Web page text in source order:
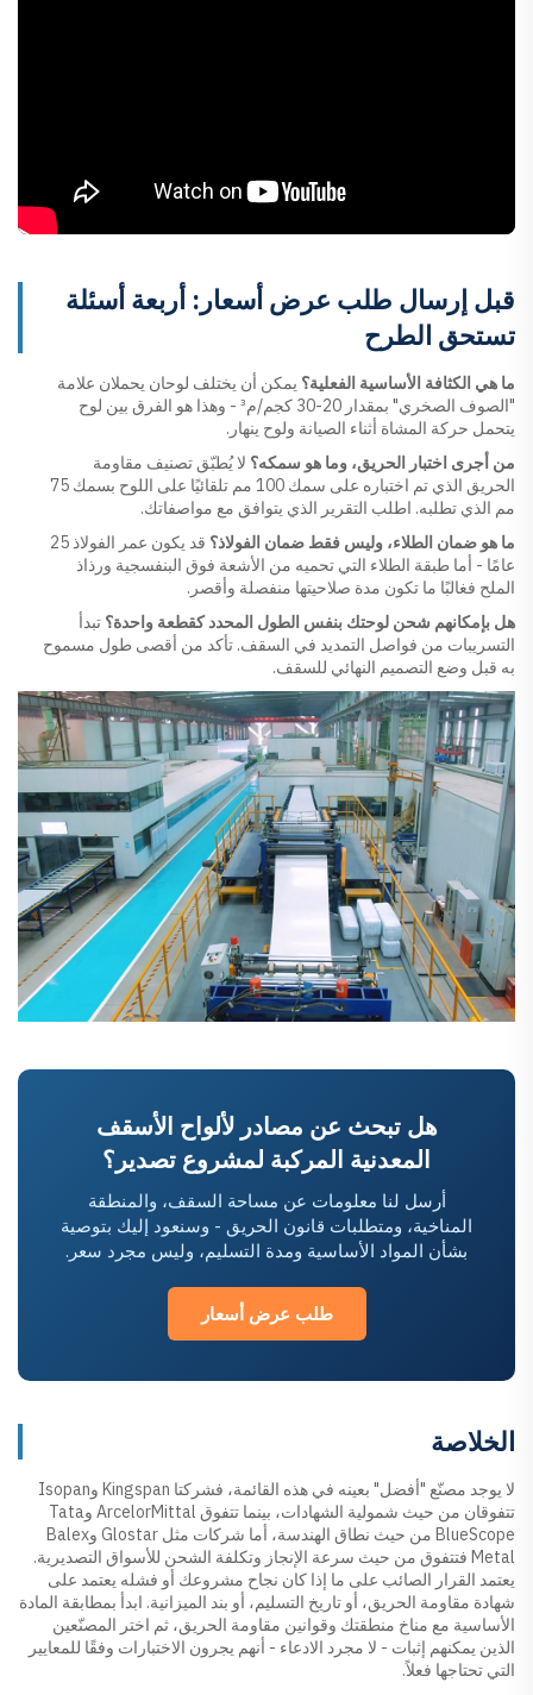
قبل إرسال طلب عرض أسعار: أربعة أسئلة
تستحق الطرح
ما هي الكثافة الأساسية الفعلية؟ يمكن أن يختلف لوحان يحملان علامة
"الصوف الصخري" بمقدار 20-30 كجم/م³ - وهذا هو الفرق بين لوح
يتحمل حركة المشاة أثناء الصيانة ولوح ينهار.
من أجرى اختبار الحريق، وما هو سمكه؟ لا يُطبّق تصنيف مقاومة
الحريق الذي تم اختباره على سمك 100 مم تلقائيًا على اللوح بسمك 75
مم الذي تطلبه. اطلب التقرير الذي يتوافق مع مواصفاتك.
ما هو ضمان الطلاء، وليس فقط ضمان الفولاذ؟
قد يكون عمر الفولاذ 25
عامًا - أما طبقة الطلاء التي تحميه من الأشعة فوق البنفسجية ورذاذ
الملح فغالبًا ما تكون مدة صلاحيتها منفصلة وأقصر.
هل بإمكانهم شحن لوحتك بنفس الطول المحدد كقطعة واحدة؟ تبدأ
التسريبات من فواصل التمديد في السقف. تأكد من أقصى طول مسموح
به قبل وضع التصميم النهائي للسقف.
هل تبحث عن مصادر لألواح الأسقف
المعدنية المركبة لمشروع تصدير؟
أرسل لنا معلومات عن مساحة السقف، والمنطقة
المناخية، ومتطلبات قانون الحريق - وسنعود إليك بتوصية
بشأن المواد الأساسية ومدة التسليم، وليس مجرد سعر.
طلب عرض أسعار
الخلاصة
لا يوجد مصنّع "أفضل" بعينه في هذه القائمة، فشركتا Kingspan وIsopan
تتفوقان من حيث شمولية الشهادات، بينما تتفوق ArcelorMittal وTata
BlueScope من حيث نطاق الهندسة، أما شركات مثل Glostar وBalex
Metal فتتفوق من حيث سرعة الإنجاز وتكلفة الشحن للأسواق التصديرية.
يعتمد القرار الصائب على ما إذا كان نجاح مشروعك أو فشله يعتمد على
شهادة مقاومة الحريق، أو تاريخ التسليم، أو بند الميزانية. ابدأ بمطابقة المادة
الأساسية مع مناخ منطقتك وقوانين مقاومة الحريق، ثم اختر المصنّعين
الذين يمكنهم إثبات - لا مجرد الادعاء - أنهم يجرون الاختبارات وفقًا للمعايير
التي تحتاجها فعلاً.